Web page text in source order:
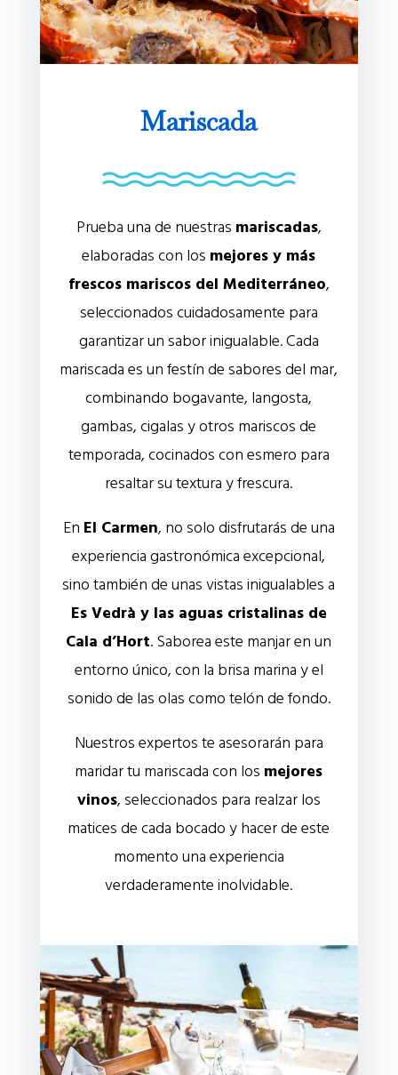
Mariscada
Prueba una de nuestras mariscadas,
elaboradas con los mejores y más
frescos mariscos del Mediterráneo,
seleccionados cuidadosamente para
garantizar un sabor inigualable. Cada
mariscada es un festín de sabores del mar,
combinando bogavante, langosta,
gambas, cigalas y otros mariscos de
temporada, cocinados con esmero para
resaltar su textura y frescura.
En El Carmen, no solo disfrutarás de una
experiencia gastronómica excepcional,
sino también de unas vistas inigualables a
Es Vedrà y las aguas cristalinas de
Cala d’Hort. Saborea este manjar en un
entorno único, con la brisa marina y el
sonido de las olas como telón de fondo.
Nuestros expertos te asesorarán para
maridar tu mariscada con los mejores
vinos, seleccionados para realzar los
matices de cada bocado y hacer de este
momento una experiencia
verdaderamente inolvidable.